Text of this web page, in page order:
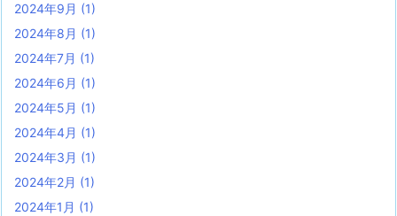
2024年9月 (1)
2024年8月 (1)
2024年7月 (1)
2024年6月 (1)
2024年5月 (1)
2024年4月 (1)
2024年3月 (1)
2024年2月 (1)
2024年1月 (1)